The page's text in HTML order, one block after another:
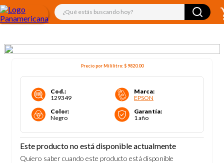
¿Qué estás buscando hoy?
Precio porMililitro:$ 9820.00
Cod.:
129349
Marca:
EPSON
Color:
Negro
Garantía:
1 año
Este producto no está disponible actualmente
Quiero saber cuando este producto está disponible